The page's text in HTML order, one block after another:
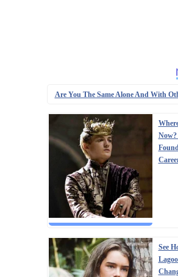
Are You The Same Alone And With
See